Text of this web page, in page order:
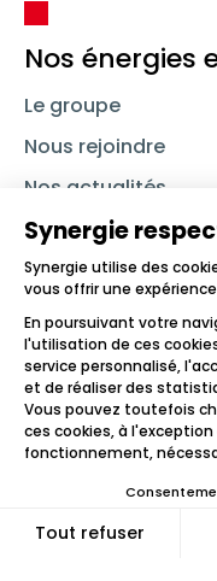
Nos énergies
Le groupe
Nous rejoindre
Nos actualités
Nous contacter
Linkedin Synergie
Trouver un emploi
Icône d'illustration
Candidats
Icône d'illustration
Icône d'illustration